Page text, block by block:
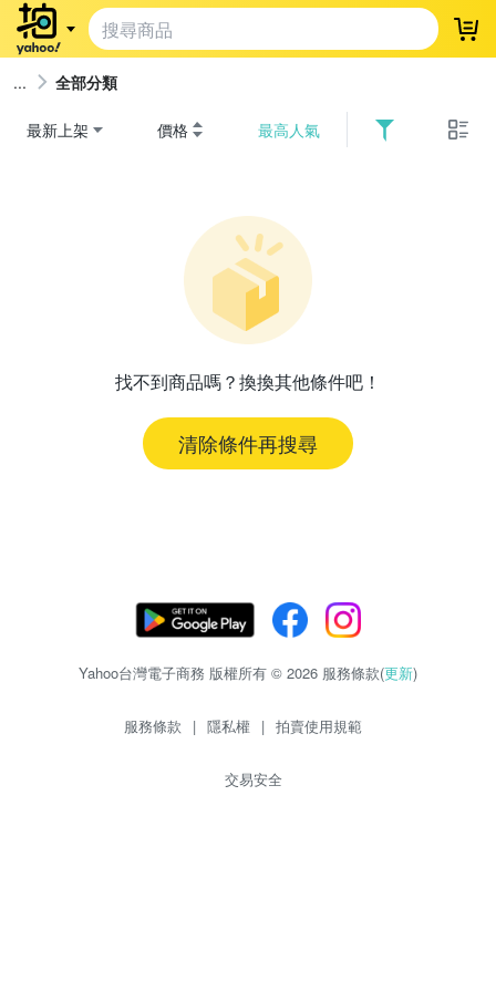
登
全部分類
最新上架 價格 最高人氣
找不到商品嗎？換換其他條件吧！
清除條件再搜尋
Yahoo台灣電子商務 版權所有 © 2026 服務條款(更新)
服務條款 | 隱私權 | 拍賣使用規範
交易安全